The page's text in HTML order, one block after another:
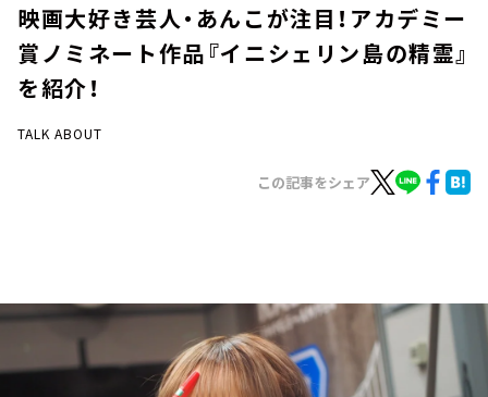
イベント・グッズ
YouTube
会社情報
映画大好き芸人・あんこが注目！アカデミー
賞ノミネート作品『イニシェリン島の精霊』
を紹介！
TALK ABOUT
この記事をシェア